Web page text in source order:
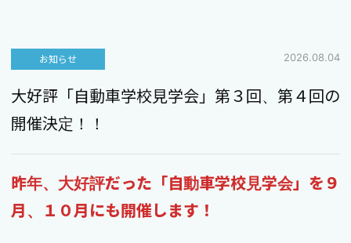
お知らせ 2026.08.04
大好評「自動車学校見学会」第３回、第４回の
開催決定！！
昨年、大好評だった「自動車学校見学会」を９
月、１０月にも開催します！